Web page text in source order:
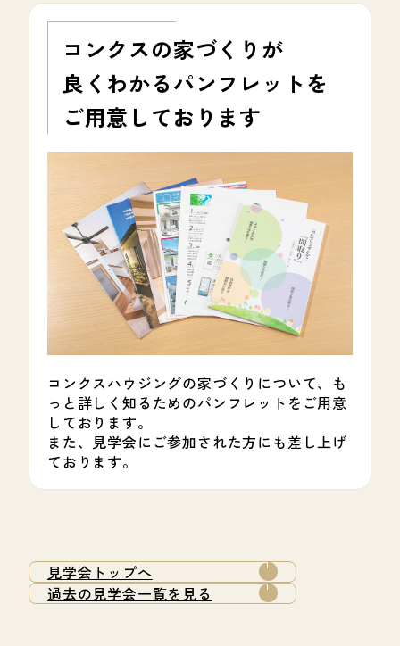
コンクスの家づくりが
良くわかるパンフレットを
ご用意しております
コンクスハウジングの家づくりについて、も
っと詳しく知るためのパンフレットをご用意
しております。
また、見学会にご参加された方にも差し上げ
ております。
見学会トップへ
過去の見学会一覧を見る